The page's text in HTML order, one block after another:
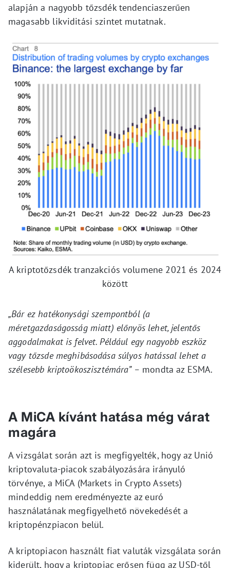
alapján a nagyobb tőzsdék tendenciaszerűen
magasabb likviditási szintet mutatnak.
A kriptotőzsdék tranzakciós volumene 2021 és 2024
között
„Bár ez hatékonysági szempontból (a
méretgazdaságosság miatt) előnyös lehet, jelentős
aggodalmakat is felvet. Például egy nagyobb eszköz
vagy tőzsde meghibásodása súlyos hatással lehet a
szélesebb kriptoökoszisztémára” – mondta az ESMA.
A MiCA kívánt hatása még várat
magára
A vizsgálat során azt is megfigyelték, hogy az Unió
kriptovaluta-piacok szabályozására irányuló
törvénye, a MiCA (Markets in Crypto Assets)
mindeddig nem eredményezte az euró
használatának megfigyelhető növekedését a
kriptopénzpiacon belül.
A kriptopiacon használt fiat valuták vizsgálata során
kiderült, hogy a kriptopiac erősen függ az USD-től